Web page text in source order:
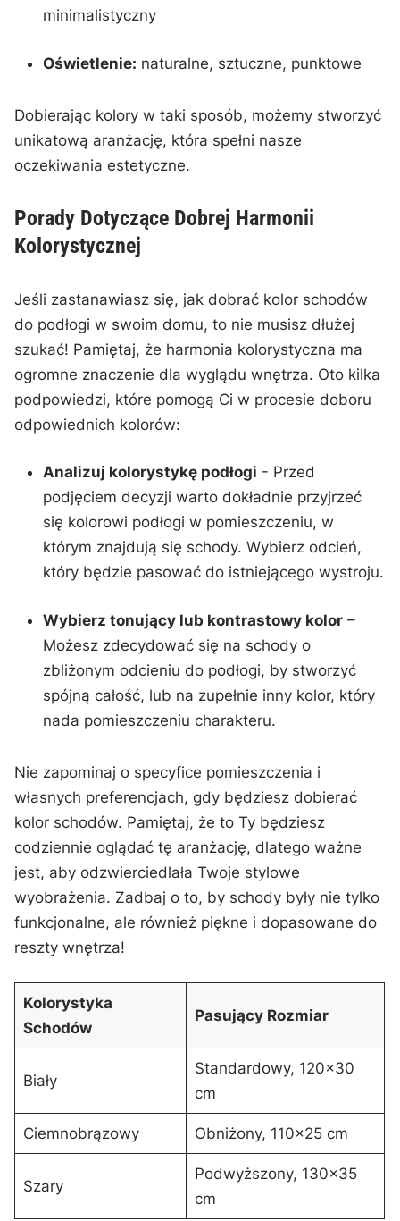
minimalistyczny
Oświetlenie: naturalne, sztuczne,⁢ punktowe
Dobierając kolory ‍w taki sposób, możemy stworzyć
unikatową aranżację, która ‌spełni nasze
oczekiwania estetyczne.
Porady ‌Dotyczące ​Dobrej Harmonii
Kolorystycznej
Jeśli ⁤zastanawiasz​ się, jak dobrać kolor schodów
do podłogi⁣ w ⁣swoim ⁤domu, to nie⁤ musisz dłużej⁢
szukać! ⁢Pamiętaj, że harmonia kolorystyczna‌ ma
ogromne ⁣znaczenie ⁣dla wyglądu wnętrza. Oto kilka
podpowiedzi, które ⁤pomogą Ci w procesie doboru
odpowiednich kolorów:
Analizuj kolorystykę ‌podłogi ‌- Przed
podjęciem decyzji warto dokładnie przyjrzeć
się kolorowi podłogi w pomieszczeniu, w
którym znajdują ⁢się ⁣schody. Wybierz odcień,
⁣który będzie pasować do ⁤istniejącego wystroju.
Wybierz tonujący lub ​kontrastowy⁢ kolor –
Możesz ⁤zdecydować się‌ na schody o⁢
zbliżonym odcieniu​ do ​podłogi, by stworzyć
spójną całość, lub na zupełnie ‍inny kolor, który
nada pomieszczeniu charakteru.
Nie ‍zapominaj⁣ o specyfice pomieszczenia ‌i
własnych preferencjach, gdy będziesz⁣ dobierać
kolor schodów. Pamiętaj, że to Ty będziesz
codziennie oglądać tę aranżację, dlatego ważne
jest, aby odzwierciedlała Twoje stylowe
wyobrażenia. Zadbaj o to, by schody były nie tylko
funkcjonalne, ale również ​piękne i dopasowane do
reszty wnętrza!
Kolorystyka
Schodów
Pasujący Rozmiar
Biały
Standardowy, 120×30
cm
Ciemnobrązowy Obniżony, 110×25 cm
Szary
Podwyższony, 130×35
cm